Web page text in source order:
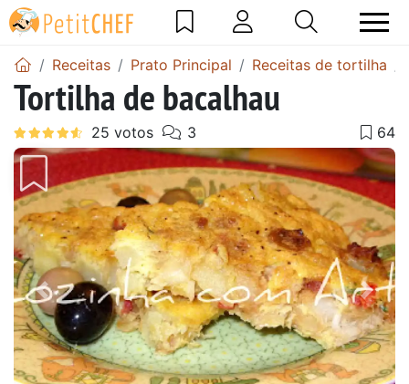
Receitas Prato Principal Receitas de tortilha
Tortilha de bacalhau
Anterior Next